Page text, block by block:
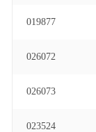
019877
026072
026073
023524